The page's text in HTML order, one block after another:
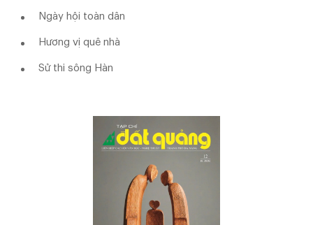
Ngày hội toàn dân
Hương vị quê nhà
Sử thi sông Hàn